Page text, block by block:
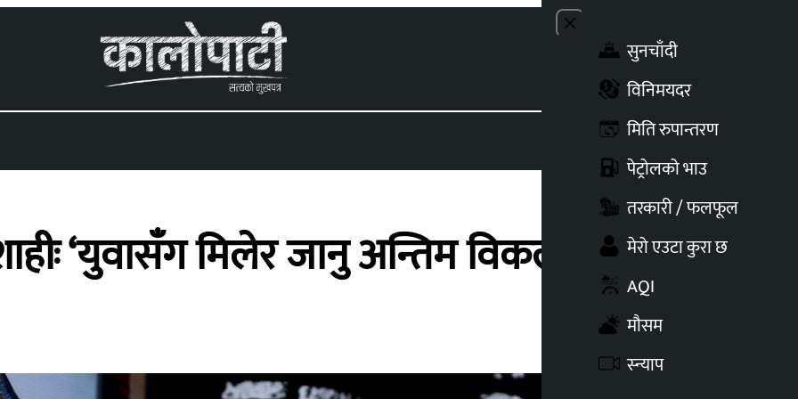
Close menu
सुनचाँदी
विनिमयदर
मिति रुपान्तरण
पेट्रोलको भाउ
तरकारी / फलफूल
मेरो एउटा कुरा छ
AQI
मौसम
स्न्याप
‘युवासँग मिलेर जानु अन्तिम विकल्प हो’